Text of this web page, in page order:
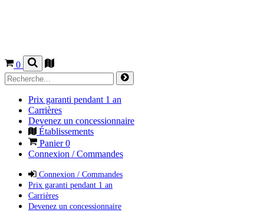
0
Prix garanti pendant 1 an
Carrières
Devenez un concessionnaire
Établissements
Panier0
Connexion / Commandes
Connexion / Commandes
Prix garanti pendant 1 an
Carrières
Devenez un concessionnaire